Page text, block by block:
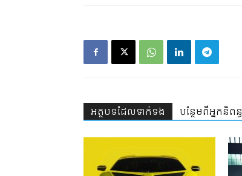
អត្ថបទ​ដែល​ទាក់ទង បន្ថែម​ពី​អ្នកនិពន្ធ